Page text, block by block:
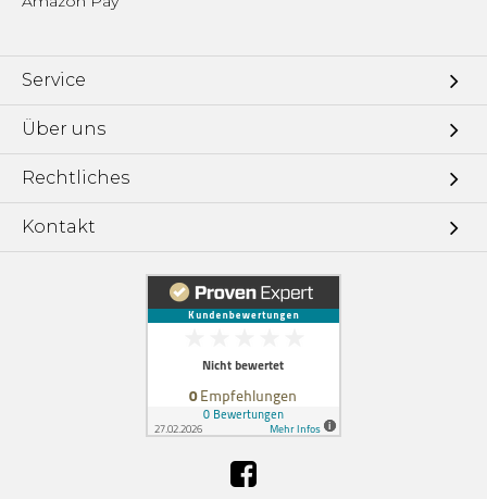
Service
Über uns
Rechtliches
Kontakt